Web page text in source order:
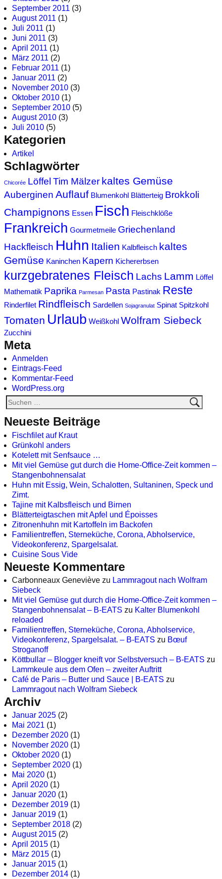
September 2011 (3)
August 2011 (1)
Juli 2011 (1)
Juni 2011 (3)
April 2011 (1)
März 2011 (2)
Februar 2011 (1)
Januar 2011 (2)
November 2010 (3)
Oktober 2010 (1)
September 2010 (5)
August 2010 (3)
Juli 2010 (5)
Kategorien
Artikel
Schlagwörter
Chicorée Löffel Tim Mälzer kaltes Gemüse
Auberginen Auflauf Blumenkohl Blätterteig Brokkoli
Champignons Essen Fisch Fleischklöße
Frankreich Gourmetmeile Griechenland
Hackfleisch Huhn Italien Kalbfleisch kaltes
Gemüse Kaninchen Kapern Kichererbsen
kurzgebratenes Fleisch Lachs Lamm Löffel
Mathematik Paprika Parmesan Pasta Pastinak Reste
Rinderfilet Rindfleisch Sardellen Sojagranulat Spinat Spitzkohl
Tomaten Urlaub Weißkohl Wolfram Siebeck
Zucchini
Meta
Anmelden
Eintrags-Feed
Kommentar-Feed
WordPress.org
Neueste Beiträge
Fischfilet auf Kraut
Grünkohl anders
Kotelett mit Senfsauce …
Mit viel Gemüse gut durch die Home-Office-Zeit kommen –
Stangenbohnensalat
Huhn mit Essig, Wein, Schalotten, Sultaninen, Speck und
Zimt.
Tajine mit Kalbsfleisch und Birnen
Blätterteigtaschen mit Apfel und Époisses
Zitronenhuhn mit Kartoffeln im Backofen
Familientreffen, Sterneküche, Corona, Abholservice,
Videokonferenz, Spargelsalat.
Cuisine Sous Vide
Neueste Kommentare
Carbonneaux Geneviève zu Lammragout nach Wolfram
Siebeck
Mit viel Gemüse gut durch die Home-Office-Zeit kommen –
Stangenbohnensalat – B-EATS zu Kalter Blumenkohl
reloaded
Familientreffen, Sterneküche, Corona, Abholservice,
Videokonferenz, Spargelsalat. – B-EATS zu Bœuf
Stroganoff
Köttbullar – Blogger kneift vor Selbstversuch – B-EATS zu
Lammkeule aus dem Ofen – zweiter Auftritt
Café de Paris – Butter und Sauce | B-EATS zu
Lammragout nach Wolfram Siebeck
Archiv
Januar 2025 (2)
Mai 2021 (1)
Dezember 2020 (1)
November 2020 (1)
Oktober 2020 (1)
September 2020 (1)
Mai 2020 (1)
April 2020 (1)
Januar 2020 (1)
Dezember 2019 (1)
Januar 2019 (1)
September 2018 (2)
August 2015 (2)
April 2015 (1)
März 2015 (1)
Januar 2015 (1)
Dezember 2014 (1)